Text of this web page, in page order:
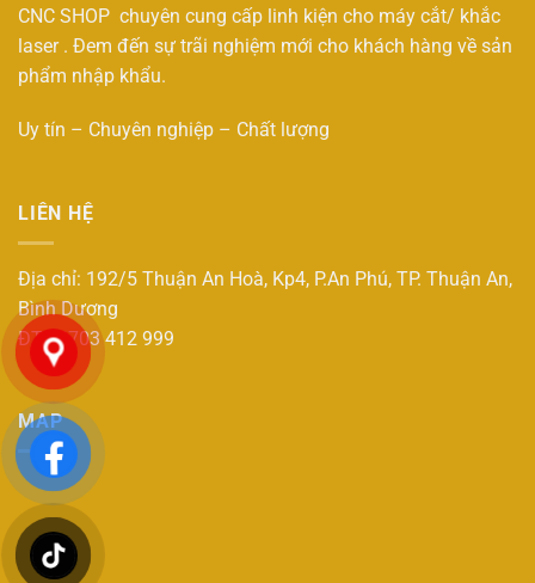
CNC SHOP chuyên cung cấp linh kiện cho máy cắt/ khắc
laser . Đem đến sự trãi nghiệm mới cho khách hàng về sản
phẩm nhập khẩu.
Uy tín – Chuyên nghiệp – Chất lượng
LIÊN HỆ
Địa chỉ: 192/5 Thuận An Hoà, Kp4, P.An Phú, TP. Thuận An,
Bình Dương
ĐT : 0703 412 999
MAP